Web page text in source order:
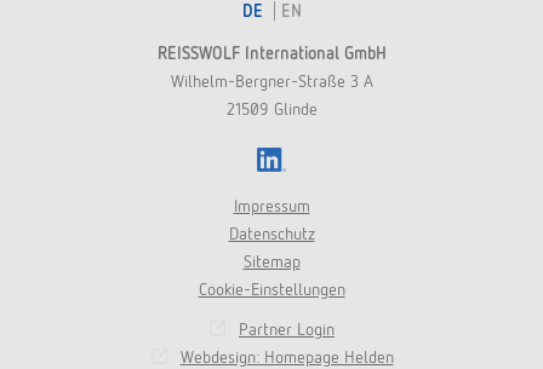
DE EN
REISSWOLF International GmbH
Wilhelm-Bergner-Straße 3 A
21509 Glinde
Impressum
Datenschutz
Sitemap
Cookie-Einstellungen
Partner Login
Webdesign: Homepage Helden